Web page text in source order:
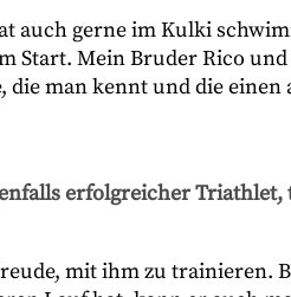
auch gerne im Kulki
Start. Mein Bruder Rico
die man kennt und die
erfolgreicher Triathlet,
mit ihm zu trainieren.